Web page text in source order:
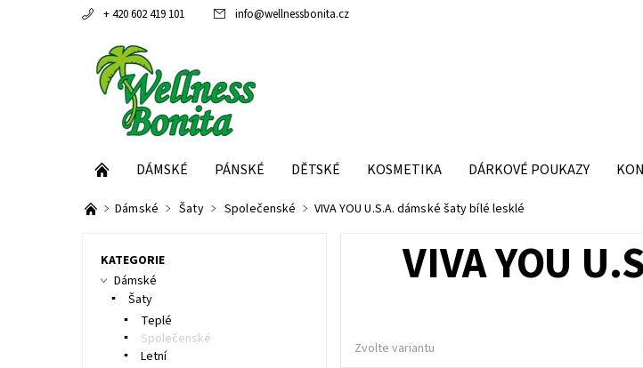
+ 420 602 419 101 info@wellnessbonita.cz
DÁMSKÉ PÁNSKÉ DĚTSKÉ KOSMETIKA DÁRKOVÉ POUKAZY
Dámské Šaty Společenské VIVA YOU U.S.A. dámské šaty bílé lesklé
VIVA YOU
Zvolte variantu
KATEGORIE
Dámské
Šaty
Teplé
Společenské
Letní